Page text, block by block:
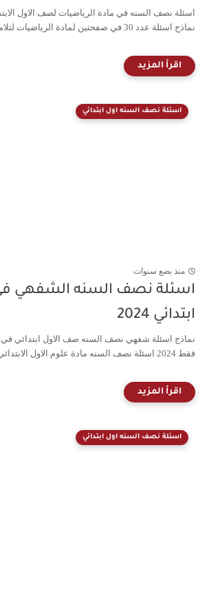
اسئلة نصف السنه في مادة الرياضيات لصف الاول
نماذج اسئلة عدد 30 في صفحتين لمادة الرياضيات لتلاميذ صف الاول الابتدا...
اسئلة نصف السنه اول ابتدائي
منذ بضع سنوات
اسئلة نصف السنه الشفهي
ابتدائي 2024
نماذج اسئلة شفهي نصف السنه صف الاول ابتدائي في
فقط 2024 اسئلة نصف السنه مادة علوم الاول الابتدائي الشفوية بصفحتين (ا...
اسئلة نصف السنه اول ابتدائي